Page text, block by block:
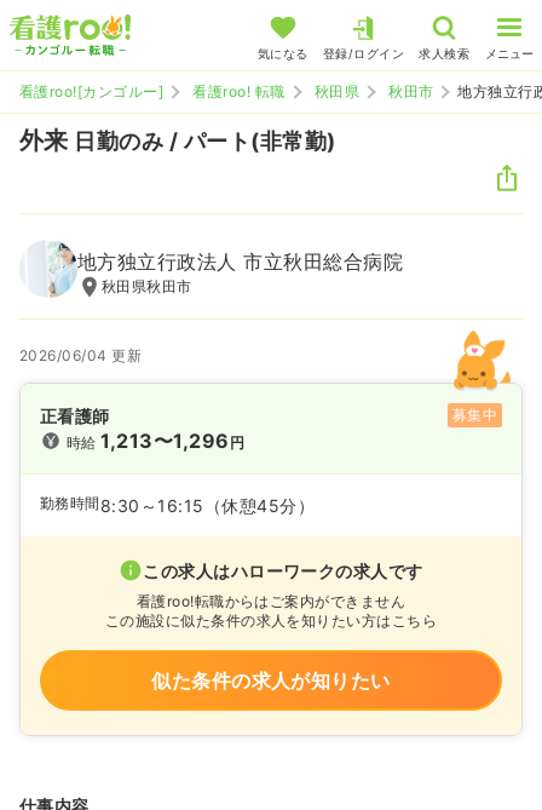
気になる 登録/ログイン 求人検索 メニュー
看護roo![カンゴルー] 看護roo! 転職 秋田県 秋田市 地方独立行
外来 日勤のみ / パート(非常勤)
地方独立行政法人 市立秋田総合病院
秋田県秋田市
2026/06/04 更新
正看護師
募集中
時給1,213〜1,296 円
勤務時間 8:30～16:15 （休憩45分）
この求人はハローワークの求人です
看護roo!転職からはご案内ができません
この施設に似た条件の求人を知りたい方はこちら
似た条件の求人が知りたい
仕事内容